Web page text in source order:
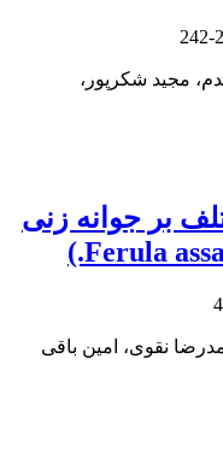
مجید شکرپور،
بر جوانه زنی
نقوی، امین باقی